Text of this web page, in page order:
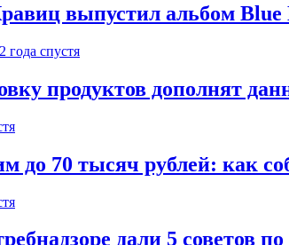
выпустил альбом
2 года спустя
продуктов дополнят
до 70 тысяч рублей: как
дали 5 советов